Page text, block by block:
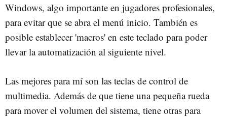
Windows, algo importante en jugadores profesionales,
para evitar que se abra el menú inicio. También es
posible establecer 'macros' en este teclado para poder
llevar la automatización al siguiente nivel.
Las mejores para mí son las teclas de control de
multimedia. Además de que tiene una pequeña rueda
para mover el volumen del sistema, tiene otras para